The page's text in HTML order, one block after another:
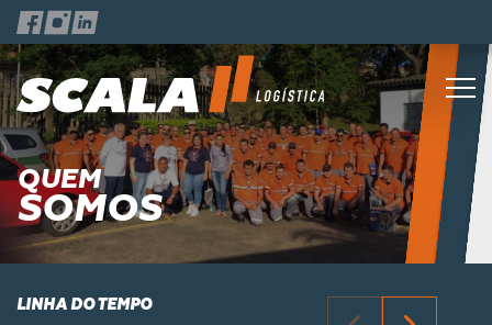
QUEM
SOMOS
LINHA DO TEMPO